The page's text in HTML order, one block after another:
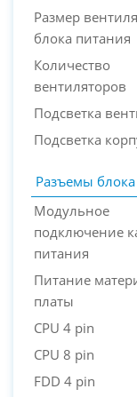
Размер
блока питания
Количество
вентиляторов
Подсветка
Подсветка
Разъемы
Модульное
подключение
питания
Питание
платы
CPU 4 pin
CPU 8 pin
FDD 4 pin